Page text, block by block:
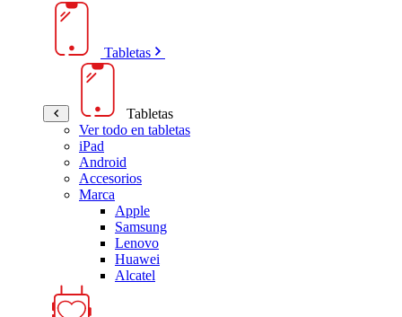
Tabletas
Tabletas
Ver todo en tabletas
iPad
Android
Accesorios
Marca
Apple
Samsung
Lenovo
Huawei
Alcatel